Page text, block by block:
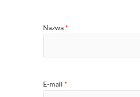
Nazwa *
E-mail *